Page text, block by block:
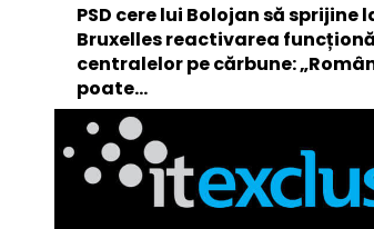
PSD cere lui Bolojan să sprijine
Bruxelles reactivarea
centralelor pe cărbune:
poate…